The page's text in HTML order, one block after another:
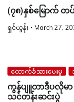
(၇၈)နှစ်မြောက် တ
ရှင်ယွန်း March 27,
ထောက်ခံအားပေးမှု
ကွန်ပျူတာဒီပလိုမာ
သင်တန်းဆင်းပွဲ